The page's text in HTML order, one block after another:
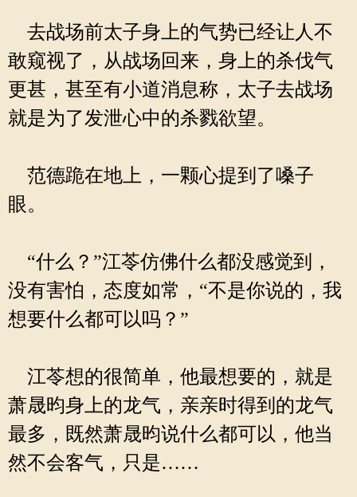
去战场前太子身上的气势已经让人不
敢窥视了，从战场回来，身上的杀伐气
更甚，甚至有小道消息称，太子去战场
就是为了发泄心中的杀戮欲望。
范德跪在地上，一颗心提到了嗓子
眼。
“什么？”江苓仿佛什么都没感觉到，
没有害怕，态度如常，“不是你说的，我
想要什么都可以吗？”
江苓想的很简单，他最想要的，就是
萧晟昀身上的龙气，亲亲时得到的龙气
最多，既然萧晟昀说什么都可以，他当
然不会客气，只是……